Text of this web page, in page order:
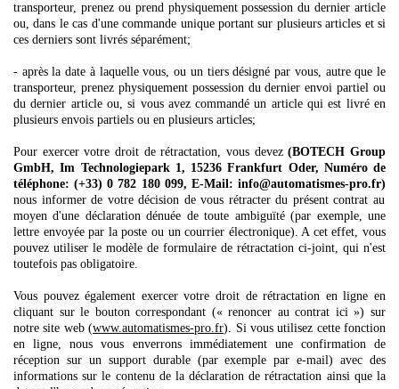
transporteur, prenez ou prend physiquement possession du dernier article
ou, dans le cas d'une commande unique portant sur plusieurs articles et si
ces derniers sont livrés séparément;
- après la date à laquelle vous, ou un tiers désigné par vous, autre que le
transporteur, prenez physiquement possession du dernier envoi partiel ou
du dernier article ou, si vous avez commandé un article qui est livré en
plusieurs envois partiels ou en plusieurs articles;
Pour exercer votre droit de rétractation, vous devez(BOTECH Group
GmbH, Im Technologiepark 1, 15236 Frankfurt Oder, Numéro de
téléphone:(+33) 0 782 180 099, E-Mail: info@automatismes-pro.fr)
nous informer de votre décision de vous rétracter du présent contrat au
moyen d'une déclaration dénuée de toute ambiguïté (par exemple, une
lettre envoyée par la poste ou un courrier électronique). A cet effet, vous
pouvez utiliser le modèle de formulaire de rétractation ci-joint, qui n'est
toutefois pas obligatoire.
Vous pouvez également exercer votre droit de rétractation en ligne en
cliquant sur le bouton correspondant (« renoncer au contrat ici ») sur
notre site web (www.automatismes-pro.fr). Si vous utilisez cette fonction
en ligne, nous vous enverrons immédiatement une confirmation de
réception sur un support durable (par exemple par e-mail) avec des
informations sur le contenu de la déclaration de rétractation ainsi que la